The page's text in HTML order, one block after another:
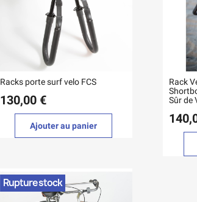
Racks porte surf velo FCS
130,00 €
Ajouter au panier
Rack
Sûr de
Rupture stock